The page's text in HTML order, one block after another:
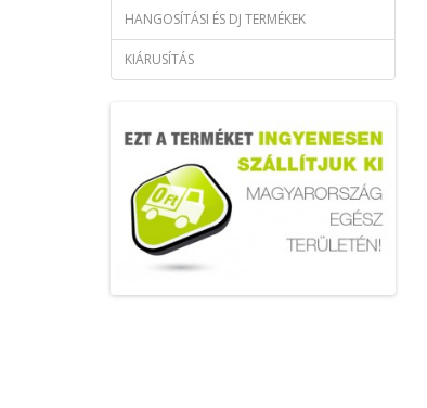
HANGOSÍTÁSI ÉS DJ TERMÉKEK
KIÁRUSÍTÁS